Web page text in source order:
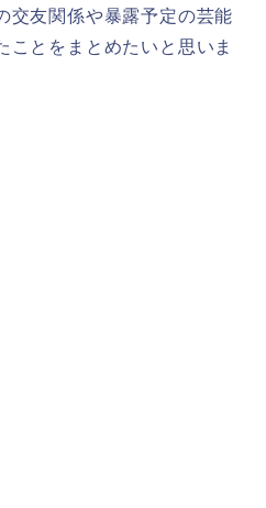
交友関係や暴露予定の芸能
ことをまとめたいと思いま